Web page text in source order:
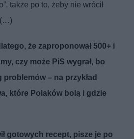
także po to, żeby nie wrócił
(…)
że zaproponował 500+ i
czy może PiS wygrał, bo
problemów – na przykład
które Polaków bolą i gdzie
gotowych recept, pisze je po